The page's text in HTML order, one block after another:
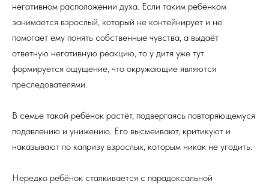
негативном расположении духа. Если таким ребёнком
занимается взрослый, который не контейнирует и не
помогает ему понять собственные чувства, а выдаёт
ответную негативную реакцию, то у дитя уже тут
формируется ощущение, что окружающие являются
преследователями.
В семье такой ребёнок растёт, подвергаясь повторяющемуся
подавлению и унижению. Его высмеивают, критикуют и
наказывают по капризу взрослых, которым никак не угодить.
Нередко ребёнок сталкивается с парадоксальной